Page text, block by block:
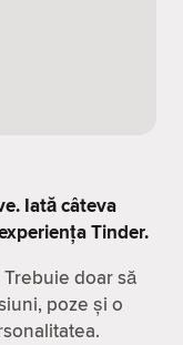
Iată câteva
Tinder.
doar să
poze și o